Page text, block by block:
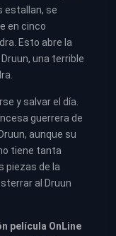
estallan, se
en cinco
Esto abre la
una terrible
y salvar el día.
guerrera de
aunque su
tiene tanta
piezas de la
al Druun
película OnLine